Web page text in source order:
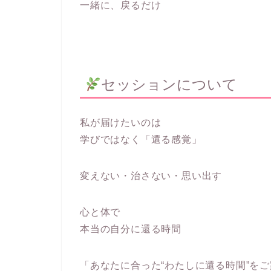
一緒に、戻るだけ
セッションについて
私が届けたいのは
学びではなく「還る感覚」
変えない・治さない・思い出す
心と体で
本当の自分に還る時間
「あなたに合った“わたしに還る時間”を